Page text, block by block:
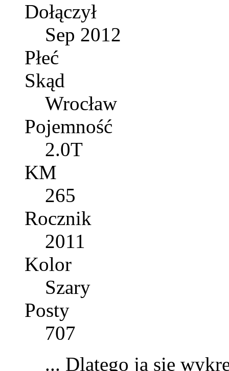
Dołączył
Sep 2012
Płeć
Skąd
Wrocław
Pojemność
2.0T
KM
265
Rocznik
2011
Kolor
Szary
Posty
707
... Dlatego ja się